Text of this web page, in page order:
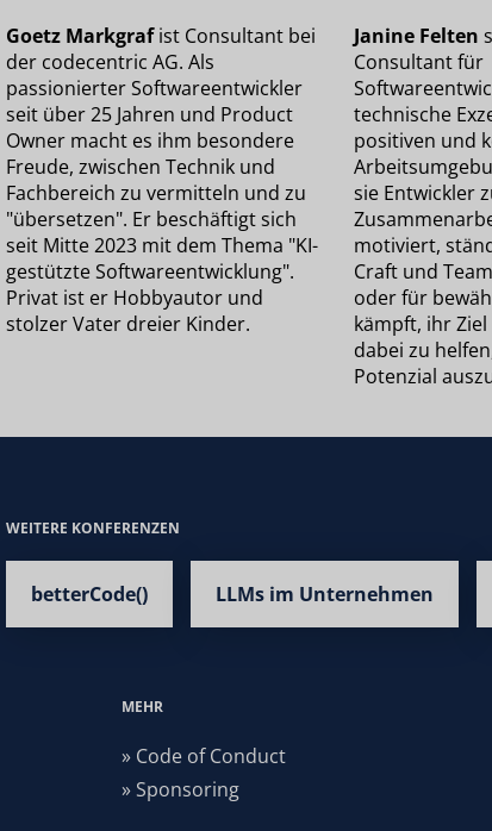
Goetz Markgrafist Consultant bei
der codecentric AG. Als
passionierter Softwareentwickler
seit über 25 Jahren und Product
Owner macht es ihm besondere
Freude, zwischen Technik und
Fachbereich zu vermitteln und zu
"übersetzen". Er beschäftigt sich
seit Mitte 2023 mit dem Thema "KI-
gestützte Softwareentwicklung".
Privat ist er Hobbyautor und
stolzer Vater dreier Kinder.
Janine Felten
Consultant für
technische
positiven und
sie Entwickler
motiviert,
Craft und
oder für
kämpft, ihr
dabei zu
Potenzial
WEITERE KONFERENZEN
betterCode() LLMs im Unternehmen
MEHR
» Code of Conduct
» Sponsoring